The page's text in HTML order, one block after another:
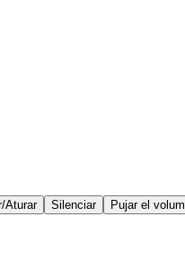
Aturar Silenciar Pujar el volum